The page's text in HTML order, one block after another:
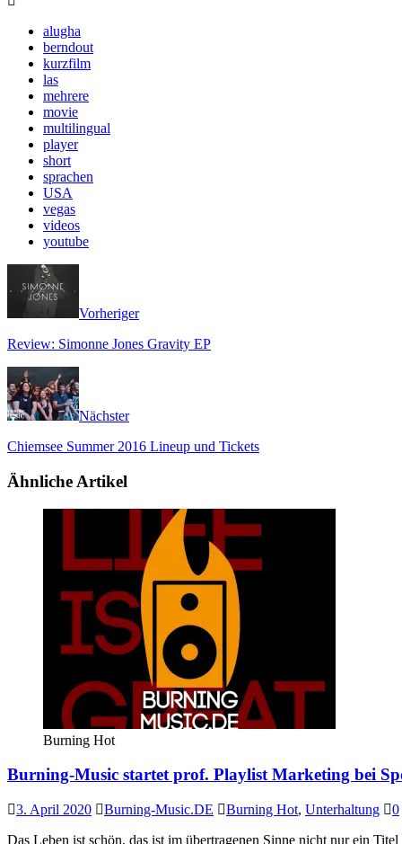
alugha
berndout
kurzfilm
las
mehrere
movie
multilingual
player
short
sprachen
USA
vegas
videos
youtube
Vorheriger
Review: Simonne Jones Gravity EP
Nächster
Chiemsee Summer 2016 Lineup und Tickets
Ähnliche Artikel
Burning Hot
Burning-Music startet prof. Playlist Marketing bei
3. April 2020 Burning-Music.DE Burning Hot, Unterhaltung
0
Das Leben ist schön, das ist im übertragenen Sinne nicht nur ein